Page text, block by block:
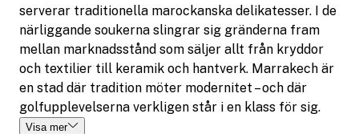
serverar traditionella marockanska delikatesser. I de
närliggande soukerna slingrar sig gränderna fram
mellan marknadsstånd som säljer allt från kryddor
och textilier till keramik och hantverk. Marrakech är
en stad där tradition möter modernitet – och där
golfupplevelserna verkligen står i en klass för sig.
Visa mer